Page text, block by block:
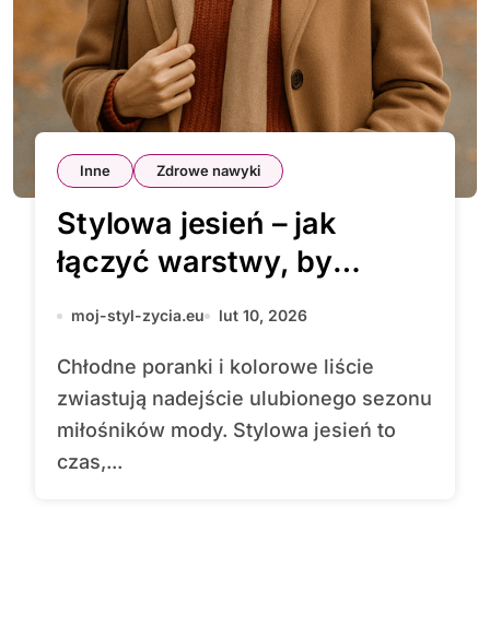
Inne Zdrowe nawyki
Stylowa jesień – jak
łączyć warstwy, by
wyglądać świetnie
moj-styl-zycia.eu lut 10, 2026
Chłodne poranki i kolorowe liście
zwiastują nadejście ulubionego sezonu
miłośników mody. Stylowa jesień to
czas,...